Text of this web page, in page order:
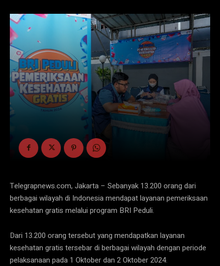
Telegrapnews.com, Jakarta – Sebanyak 13.200 orang dari
berbagai wilayah di Indonesia mendapat layanan pemeriksaan
kesehatan gratis melalui program BRI Peduli.
Dari 13.200 orang tersebut yang mendapatkan layanan
kesehatan gratis tersebar di berbagai wilayah dengan periode
pelaksanaan pada 1 Oktober dan 2 Oktober 2024.